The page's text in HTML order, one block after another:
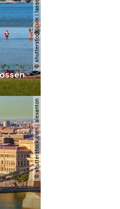
© shutterstock.com | lasse johansson
© shutterstock.com | alexanton